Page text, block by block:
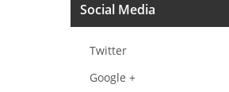
Social Media
Twitter
Google +